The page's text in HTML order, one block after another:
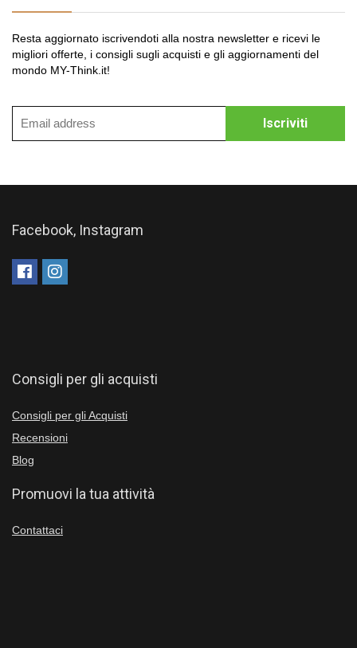
Resta aggiornato iscrivendoti alla nostra newsletter e ricevi le
migliori offerte, i consigli sugli acquisti e gli aggiornamenti del
mondo MY-Think.it!
Facebook, Instagram
Consigli per gli acquisti
Consigli per gli Acquisti
Recensioni
Blog
Promuovi la tua attività
Contattaci